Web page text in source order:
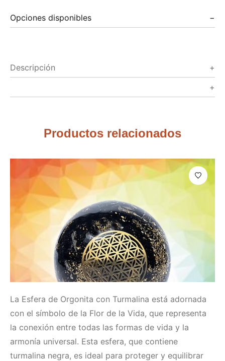
Opciones disponibles
Descripción
Productos relacionados
La Esfera de Orgonita con Turmalina está adornada
con el símbolo de la Flor de la Vida, que representa
la conexión entre todas las formas de vida y la
armonía universal. Esta esfera, que contiene
turmalina negra, es ideal para proteger y equilibrar